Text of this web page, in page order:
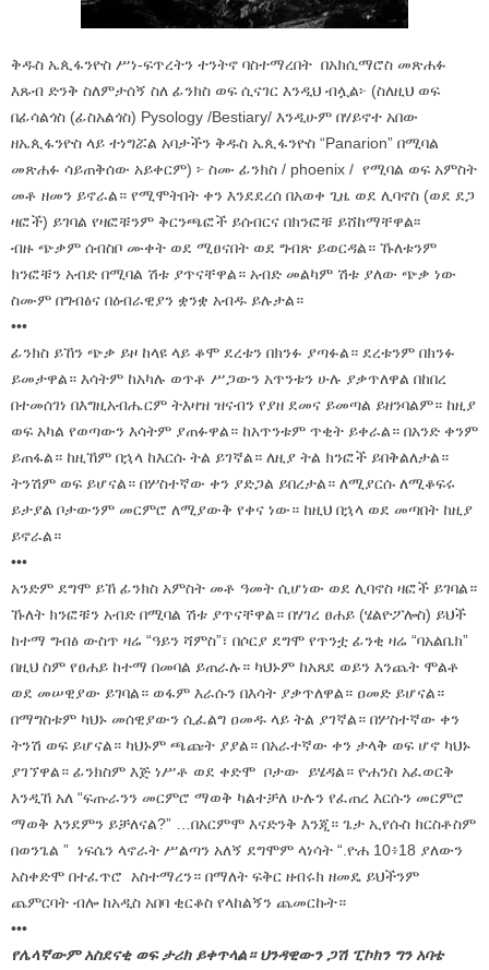
ቅዱስ ኤጲፋንዮስ ሥነ-ፍጥረትን ተንትኖ ባስተማረበት በአክሲማሮስ መጽሐፉ
እጹብ ድንቅ ስለምታሰኝ ስለ ፊንክስ ወፍ ሲናገር እንዲህ ብሏል፦ (ስለዚህ ወፍ
በፊሳልጎስ (ፊስአልጎስ) Pysology /Bestiary/ እንዲሁም በሃይኖተ አበው
ዘኤጲፋንዮስ ላይ ተነግሯል አባታችን ቅዱስ ኤጲፋንዮስ “Panarion” በሚባል
መጽሐፉ ሳይጠቅሰው አይቀርም) ፦ ስሙ ፊንክስ / phoenix / የሚባል ወፍ አምስት
መቶ ዘመን ይኖራል። የሚሞትበት ቀን እንደደረሰ በአወቀ ጊዜ ወደ ሊባኖስ (ወደ ደጋ
ዛፎች) ይገባል የዛፎቹንም ቅርንጫፎች ይሰብርና በክንፎቹ ይሸከማቸዋል፡፡
ብዙ ጭቃም ሰብስቦ ሙቀት ወደ ሚፀናበት ወደ ግብጽ ይወርዳል። ኹለቱንም
ክንፎቹን አብድ በሚባል ሽቱ ያጥናቸዋል። አብድ መልካም ሽቱ ያለው ጭቃ ነው
ስሙም በግብፅና በዕብራዊያን ቋንቋ አብዱ ይሉታል።
•••
ፊንክስ ይኸን ጭቃ ይዞ ከላዩ ላይ ቆሞ ደረቱን በክንፉ ያጣፉል። ደረቱንም በክንፉ
ይመታዋል። እሳትም ከአካሉ ወጥቶ ሥጋውን አጥንቱን ሁሉ ያቃጥለዋል በከበረ
በተመሰገነ በእግዚአብሔርም ትእዛዝ ዝናብን የያዘ ደመና ይመጣል ይዘንባልም። ከዚያ
ወፍ አካል የወጣውን እሳትም ያጠፉዋል። ከአጥንቱም ጥቂት ይቀራል። በአንድ ቀንም
ይጠፋል። ከዚኸም በኋላ ከእርሱ ትል ይገኛል። ለዚያ ትል ክንፎች ይበቅልለታል።
ትንሽም ወፍ ይሆናል። በሦስተኛው ቀን ያድጋል ይበረታል። ለሚያርሱ ለሚቆፍሩ
ይታያል ቦታውንም መርምሮ ለሚያውቅ የቀና ነው። ከዚህ በኋላ ወደ መጣበት ከዚያ
ይኖራል።
•••
አንድም ደግሞ ይኸ ፊንክስ አምስት መቶ ዓመት ሲሆነው ወደ ሊባኖስ ዛፎች ይገባል።
ኹለት ክንፎቹን አብድ በሚባል ሽቱ ያጥናቸዋል። በሃገረ ፀሐይ (ሄልዮፖሎስ) ይህች
ከተማ ግብፅ ውስጥ ዛሬ “ዓይን ሻምስ”፣ በሶርያ ደግሞ የጥንቷ ፊንቂ ዛሬ “ባአልቤክ”
በዚህ ስም የፀሐይ ከተማ በመባል ይጠራሉ። ካህኑም ከአጸደ ወይን እንጨት ሞልቶ
ወደ መሠዊያው ይገባል። ወፋም እራሱን በእሳት ያቃጥለዋል። ዐመድ ይሆናል።
በማግስቱም ካህኑ መሰዊያውን ሲፈልግ ዐመዱ ላይ ትል ያገኛል። በሦስተኛው ቀን
ትንሽ ወፍ ይሆናል። ካህኑም ጫጩት ያያል። በአራተኛው ቀን ታላቅ ወፍ ሆኖ ካህኑ
ያገኘዋል። ፊንክስም እጅ ነሥቶ ወደ ቀድሞ ቦታው ይሄዳል። ዮሐንስ አፈወርቅ
እንዲኸ አለ “ፍጡራንን መርምሮ ማወቅ ካልተቻለ ሁሉን የፈጠረ እርሱን መርምሮ
ማወቅ እንደምን ይቻለናል?” …በአርምሞ እናድንቅ እንጂ። ጌታ ኢየሱስ ክርስቶስም
በወንጌል ” ነፍሴን ላኖራት ሥልጣን አለኝ ደግሞም ላነሳት “.ዮሐ 10፥18 ያለውን
አስቀድሞ በተፈጥሮ አስተማረን። በማለት ፍቅር ዘብሩክ ዘመዴ ይህችንም
ጨምርባት ብሎ ከአዲስ አበባ ቂርቆስ የላከልኝን ጨመርኩት።
•••
የሌላኛውም አስደናቂ ወፍ ታሪክ ይቀጥላል። ህንዳዊውን ጋሽ ፒኮክን ግን አባቴ